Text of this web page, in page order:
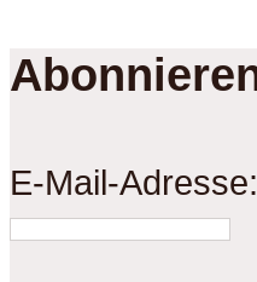
E-Mail-Adresse: